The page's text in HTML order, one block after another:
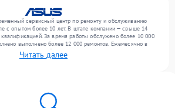
сервисный центр по ремонту и обслуживанию
с опытом более 10 лет. В штате компании — свыше 14
За время работы обслужено более 10 000
выполнено более 12 000 ремонтов. Ежемесячно в
более 300 устройств, включая , , . Мы выполняем ремонт
и обеспечиваем надежный результат благодаря
Читать далее